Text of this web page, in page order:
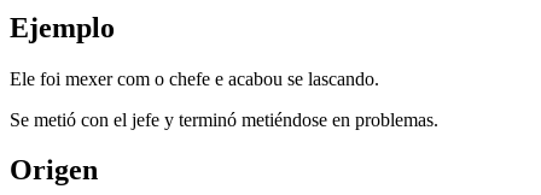
Ejemplo
Ele foi mexer com o chefe e acabou se lascando.
Se metió con el jefe y terminó metiéndose en problemas.
Origen